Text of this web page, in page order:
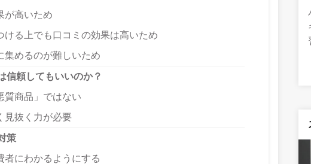
が高いため
ける上でも口コミの効果は高いため
集めるのが難しいため
信頼してもいいのか？
質商品」ではない
見抜く力が必要
策
者にわかるようにする